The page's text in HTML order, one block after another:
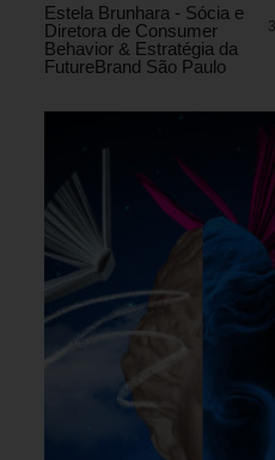
Estela Brunhara - Sócia e
Diretora de Consumer
Behavior & Estratégia da
FutureBrand São Paulo